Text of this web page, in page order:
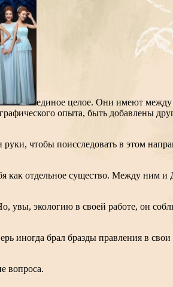
единое целое. Они имеют между
опыта, быть добавлены
чтобы поисследовать в этом
отдельное существо. Между ним и
увы, экологию в своей работе, он
иногда брал бразды правления в
вопроса.